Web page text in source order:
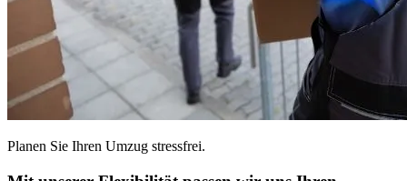
Planen Sie Ihren Umzug stressfrei.